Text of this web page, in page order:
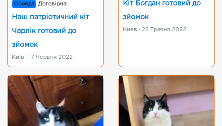
Оренда Договірна
Наш патріотичний кіт
Чарлік готовий до
зйомок
Київ · 17 Червня 2022
Кіт Богдан готовий до
зйомок
Киев · 28 Травня 2022